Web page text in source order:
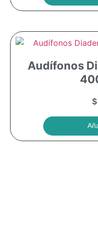
Audífonos
$